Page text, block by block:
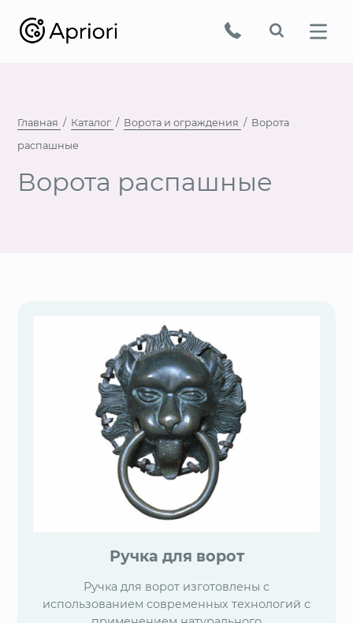
Главная Каталог Ворота и ограждения
Ворота
распашные
Ворота распашные
Ручка для ворот
Ручка для ворот изготовлены с
использованием современных технологий с